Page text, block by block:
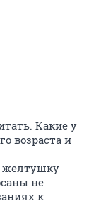
Какие у
возраста и
желтушку
не
к